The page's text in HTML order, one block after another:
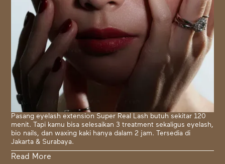
Pasang eyelash extension Super Real Lash butuh sekitar 120
menit. Tapi kamu bisa selesaikan 3 treatment sekaligus eyelash,
bio nails, dan waxing kaki hanya dalam 2 jam. Tersedia di
Jakarta & Surabaya.
Read More